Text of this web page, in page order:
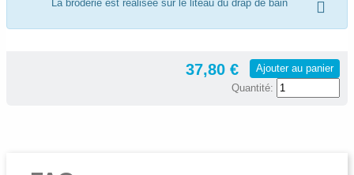
La broderie est réalisée sur le liteau du drap de bain
37,80 €
Ajouter au panier
Quantité: